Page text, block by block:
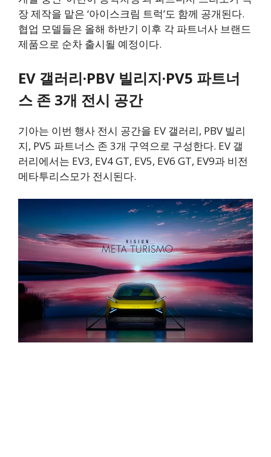
장 제작을 맡은 ‘아이스크림 트럭’도 함께 공개된다.
협업 모델들은 올해 하반기 이후 각 파트너사 브랜드
제품으로 순차 출시될 예정이다.
EV 갤러리·PBV 빌리지·PV5 파트너
스 존 3개 전시 공간
기아는 이번 행사 전시 공간을 EV 갤러리, PBV 빌리
지, PV5 파트너스 존 3개 구역으로 구성한다. EV 갤
러리에서는 EV3, EV4 GT, EV5, EV6 GT, EV9과 비전
메타투리스모가 전시된다.